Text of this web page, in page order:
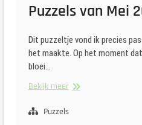
Puzzels van Mei
Dit puzzeltje vond ik precies
het maakte. Op het moment
bloei…
Bekijk meerPuzzels
Mei
Puzzels